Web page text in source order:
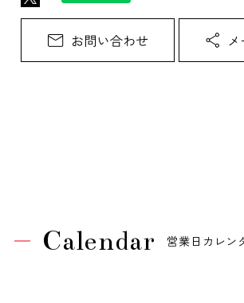
Calendar 営業日カレン